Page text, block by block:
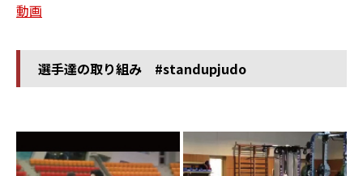
動画
選手達の取り組み #standupjudo